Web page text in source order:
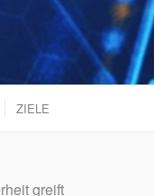
ZIELE
greift